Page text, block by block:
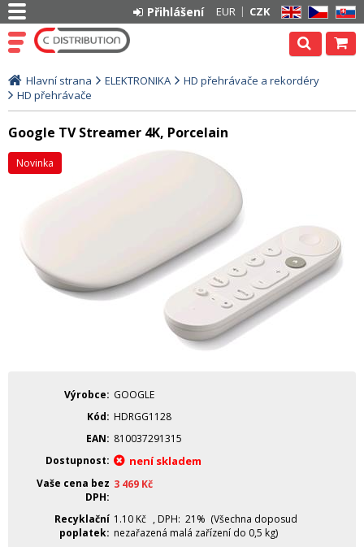
EN CZ SK
EUR CZK
Přihlášení
Hlavní strana ELEKTRONIKA
HD přehrávače a rekordéry
HD přehrávače
Google TV Streamer 4K, Porcelain
Novinka
Výrobce
GOOGLE
Kód
HDRGG1128
EAN
810037291315
Dostupnost
není skladem
Vaše cena bez
DPH
3 469 Kč
Recyklační
poplatek
1.10 Kč , DPH: 21% (Všechna doposud
nezařazená malá zařízení do 0,5 kg)